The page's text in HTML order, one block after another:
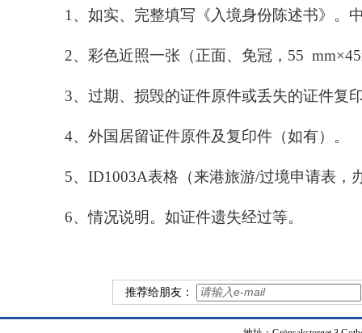
1、如实、完整填写《入境身份陈述书》。
2、彩色近照一张（正面、免冠，55
3、过期、损毁的证件原件或丢失的证件复
4、外国居留证件原件及复印件（如有）。
5、ID1003A表格（来港旅游/过境申请表，
6、情况说明。如证件遗失经过等。
推荐给朋友：